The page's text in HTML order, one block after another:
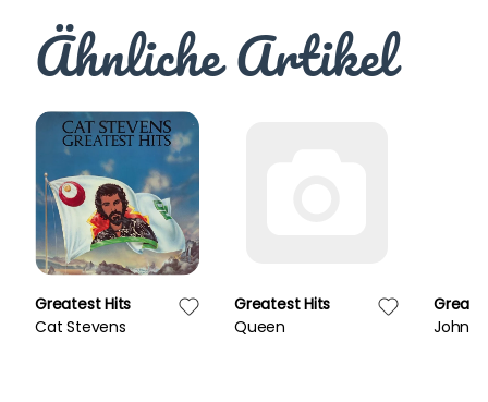
Ähnliche Artikel
Greatest Hits
Cat Stevens
Greatest Hits
Queen
John